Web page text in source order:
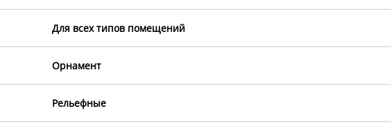
Для всех типов помещений
Орнамент
Рельефные